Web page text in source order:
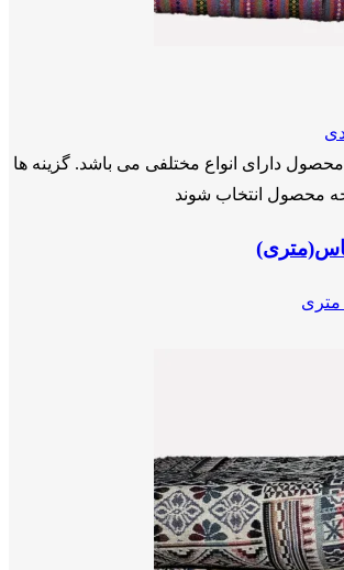
محصول دارای انواع مختلفی می باشد. گزینه ها
محصول انتخاب شوند